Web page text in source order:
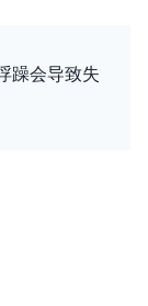
躁会导致失